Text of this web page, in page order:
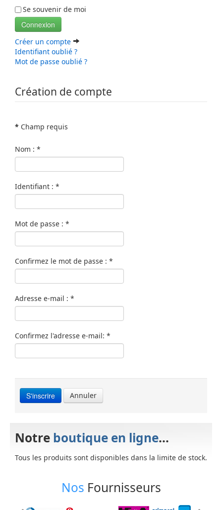
Se souvenir de moi
Connexion
Créer un compte
Identifiant oublié ?
Mot de passe oublié ?
Création de compte
* Champ requis
Nom : *
Identifiant : *
Mot de passe : *
Confirmez le mot de passe : *
Adresse e-mail : *
Confirmez l'adresse e-mail: *
S'inscrire Annuler
Notre boutique en ligne...
Tous les produits sont disponibles dans la limite de stock.
Nos Fournisseurs